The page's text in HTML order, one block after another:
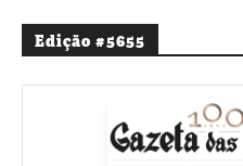
Edição #5655